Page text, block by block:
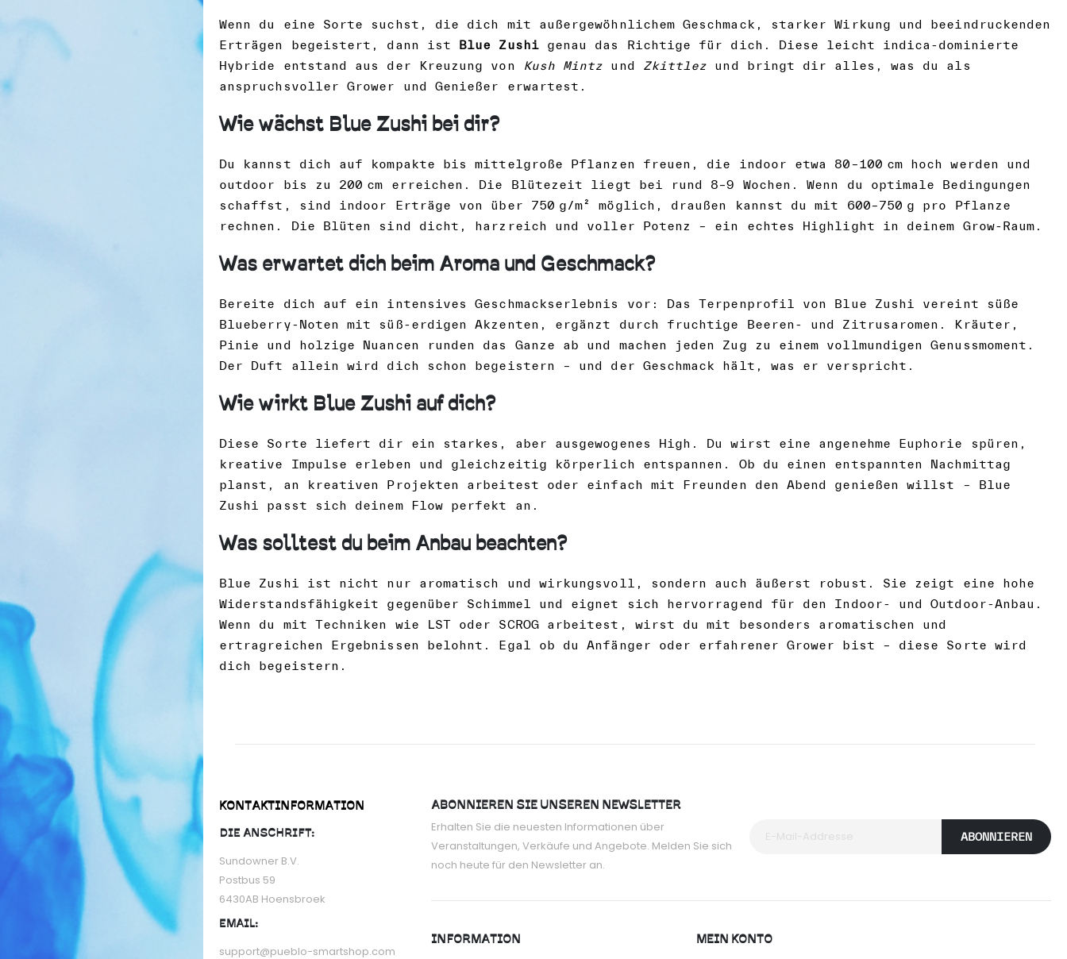
Wenn du eine Sorte suchst, die dich mit außergewöhnlichem Geschmack, starker Wirkung und beeindruckenden
Erträgen begeistert, dann ist Blue Zushigenau das Richtige für dich. Diese leicht indica-dominierte
Hybride entstand aus der Kreuzung von
Kush Mintz und Zkittlez und bringt dir alles, was du als
anspruchsvoller Grower und Genießer erwartest.
Wie wächst Blue Zushi bei dir?
Du kannst dich auf kompakte bis mittelgroße Pflanzen freuen, die indoor etwa 80–100 cm hoch werden und
outdoor bis zu 200 cm erreichen. Die Blütezeit liegt bei rund 8–9 Wochen. Wenn du optimale Bedingungen
schaffst, sind indoor Erträge von über 750 g/m² möglich, draußen kannst du mit 600–750 g pro Pflanze
rechnen. Die Blüten sind dicht, harzreich und voller Potenz – ein echtes Highlight in deinem Grow-Raum.
Was erwartet dich beim Aroma und Geschmack?
Bereite dich auf ein intensives Geschmackserlebnis vor: Das Terpenprofil von Blue Zushi vereint süße
Blueberry-Noten mit süß-erdigen Akzenten, ergänzt durch fruchtige Beeren- und Zitrusaromen. Kräuter,
Pinie und holzige Nuancen runden das Ganze ab und machen jeden Zug zu einem vollmundigen Genussmoment.
Der Duft allein wird dich schon begeistern – und der Geschmack hält, was er verspricht.
Wie wirkt Blue Zushi auf dich?
Diese Sorte liefert dir ein starkes, aber ausgewogenes High. Du wirst eine angenehme Euphorie spüren,
kreative Impulse erleben und gleichzeitig körperlich entspannen. Ob du einen entspannten Nachmittag
planst, an kreativen Projekten arbeitest oder einfach mit Freunden den Abend genießen willst – Blue
Zushi passt sich deinem Flow perfekt an.
Was solltest du beim Anbau beachten?
Blue Zushi ist nicht nur aromatisch und wirkungsvoll, sondern auch äußerst robust. Sie zeigt eine hohe
Widerstandsfähigkeit gegenüber Schimmel und eignet sich hervorragend für den Indoor- und Outdoor-Anbau.
Wenn du mit Techniken wie LST oder SCROG arbeitest, wirst du mit besonders aromatischen und
ertragreichen Ergebnissen belohnt. Egal ob du Anfänger oder erfahrener Grower bist – diese Sorte wird
dich begeistern.
KONTAKTINFORMATION
DIE ANSCHRIFT:
Sundowner B.V.
Postbus 59
6430AB Hoensbroek
EMAIL:
support@pueblo-smartshop.com
ABONNIEREN SIE UNSEREN NEWSLETTER
Erhalten Sie die neuesten Informationen über
Veranstaltungen, Verkäufe und Angebote. Melden Sie sich
noch heute für den Newsletter an.
ABONNIEREN
INFORMATION MEIN KONTO